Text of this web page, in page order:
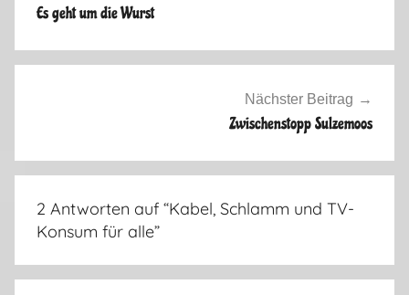
t
2
Es geht um die Wurst
Nächster Beitrag
Zwischenstopp Sulzemoos
2 Antworten auf “Kabel, Schlamm und TV-
Konsum für alle”